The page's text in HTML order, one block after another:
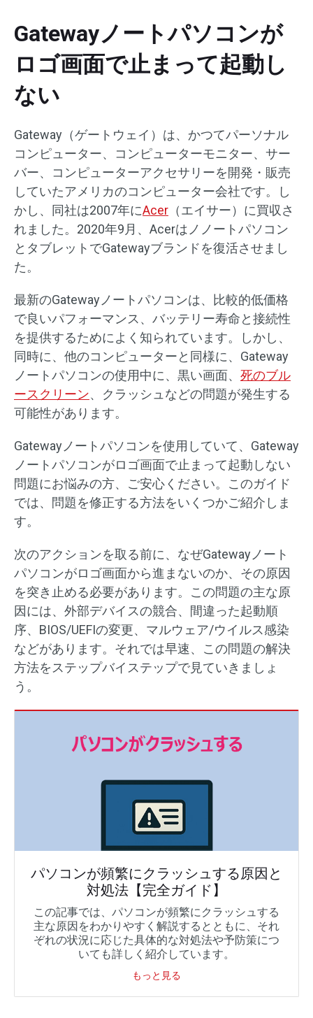
Gatewayノートパソコンが
ロゴ画面で止まって起動し
ない
Gateway（ゲートウェイ）は、かつてパーソナル
コンピューター、コンピューターモニター、サー
バー、コンピューターアクセサリーを開発・販売
していたアメリカのコンピューター会社です。し
かし、同社は2007年にAcer （エイサー）に買収さ
れました。2020年9月、Acerはノノートパソコン
とタブレットでGatewayブランドを復活させまし
た。
最新のGatewayノートパソコンは、比較的低価格
で良いパフォーマンス、バッテリー寿命と接続性
を提供するためによく知られています。しかし、
同時に、他のコンピューターと同様に、Gateway
ノートパソコンの使用中に、黒い画面、 死のブル
ースクリーン、クラッシュなどの問題が発生する
可能性があります。
Gatewayノートパソコンを使用していて、Gateway
ノートパソコンがロゴ画面で止まって起動しない
問題にお悩みの方、ご安心ください。このガイド
では、問題を修正する方法をいくつかご紹介しま
す。
次のアクションを取る前に、なぜGatewayノート
パソコンがロゴ画面から進まないのか、その原因
を突き止める必要があります。この問題の主な原
因には、外部デバイスの競合、間違った起動順
序、BIOS/UEFIの変更、マルウェア/ウイルス感染
などがあります。それでは早速、この問題の解決
方法をステップバイステップで見ていきましょ
う。
パソコンが頻繁にクラッシュする原因と
対処法【完全ガイド】
この記事では、パソコンが頻繁にクラッシュする
主な原因をわかりやすく解説するとともに、それ
ぞれの状況に応じた具体的な対処法や予防策につ
いても詳しく紹介しています。
もっと見る